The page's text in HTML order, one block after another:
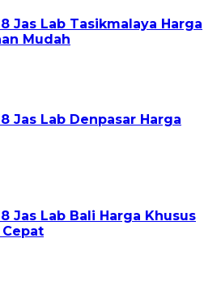
Jas Lab Tasikmalaya Harga
Mudah
Jas Lab Denpasar Harga
Jas Lab Bali Harga Khusus